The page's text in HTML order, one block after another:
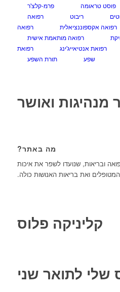
פוסט טראומה
פרמ-קלצ'ר
ריבוט
רפואה
רפואה אקספוננציאלית
רפואה
רפואה מותאמת אישית
רפואת אנטיאייג'ינג
רפואת
שפע תורת השפע
מנהיגות ואושר
מה באתר?
ובריאות, שנועדו לשפר את איכות
המטופלים ואת בריאות האנושות כולה.
קליניקה פלוס
שלי לתואר שני